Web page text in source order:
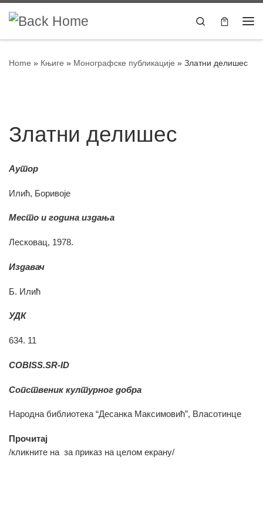
Skip to content Search
Home » Књиге » Монографске публикације » Златни делишес
Златни делишес
Аутор
Илић, Боривоје
Место и година издања
Лесковац, 1978.
Издавач
Б. Илић
УДК
634. 11
COBISS.SR-ID
Сопственик културног добра
Народна библиотека “Десанка Максимовић”, Власотинце
Прочитај
/кликните на за приказ на целом екрану/